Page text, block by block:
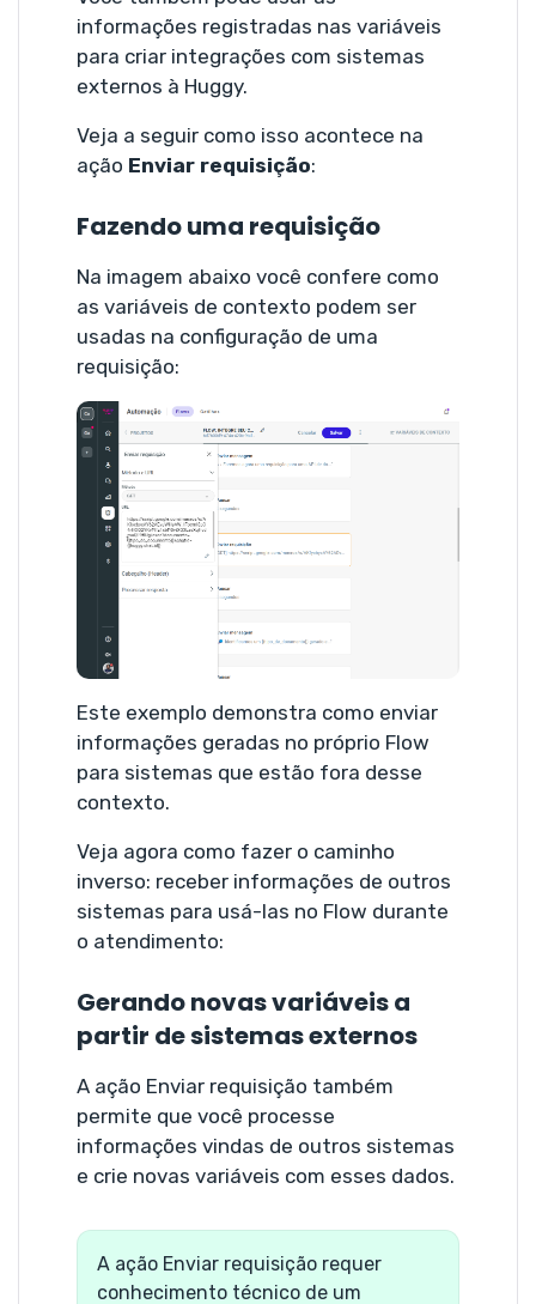
informações registradas nas variáveis
para criar integrações com sistemas
externos à Huggy.
Veja a seguir como isso acontece na
ação Enviar requisição:
Fazendo uma requisição
Na imagem abaixo você confere como
as variáveis de contexto podem ser
usadas na configuração de uma
requisição:
Este exemplo demonstra como enviar
informações geradas no próprio Flow
para sistemas que estão fora desse
contexto.
Veja agora como fazer o caminho
inverso: receber informações de outros
sistemas para usá-las no Flow durante
o atendimento:
Gerando novas variáveis a
partir de sistemas externos
A ação Enviar requisição também
permite que você processe
informações vindas de outros sistemas
e crie novas variáveis com esses dados.
A ação Enviar requisição requer
conhecimento técnico de um